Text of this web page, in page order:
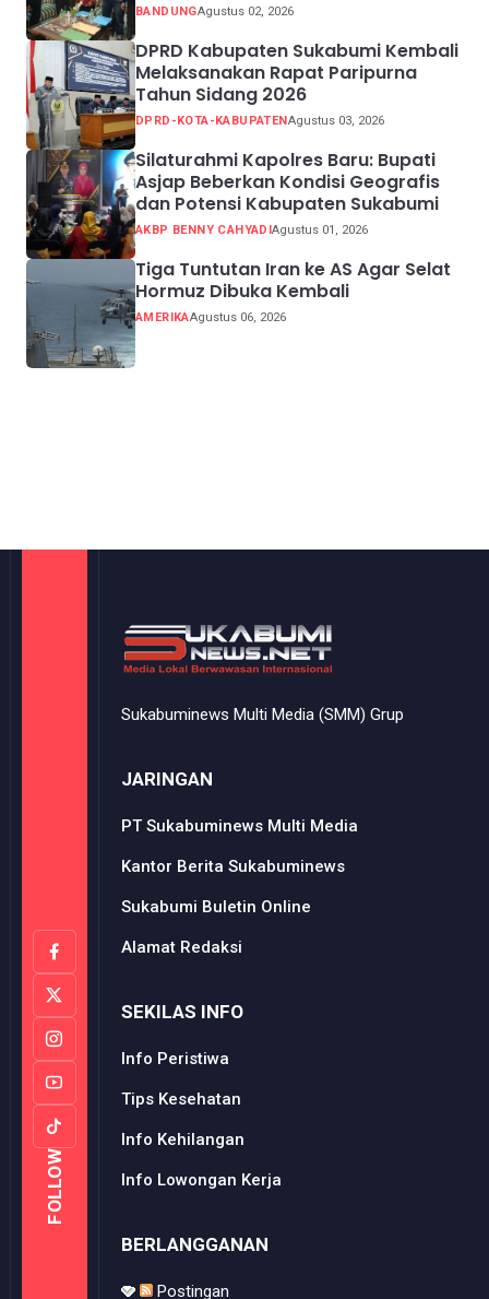
BANDUNGAgustus 02, 2026
DPRD Kabupaten Sukabumi Kembali
Melaksanakan Rapat Paripurna
Tahun Sidang 2026
DPRD-KOTA-KABUPATENAgustus 03, 2026
Silaturahmi Kapolres Baru: Bupati
Asjap Beberkan Kondisi Geografis
dan Potensi Kabupaten Sukabumi
AKBP BENNY CAHYADIAgustus 01, 2026
Tiga Tuntutan Iran ke AS Agar Selat
Hormuz Dibuka Kembali
AMERIKAAgustus 06, 2026
FOLLOW
Sukabuminews Multi Media (SMM) Grup
JARINGAN
PT Sukabuminews Multi Media
Kantor Berita Sukabuminews
Sukabumi Buletin Online
Alamat Redaksi
SEKILAS INFO
Info Peristiwa
Tips Kesehatan
Info Kehilangan
Info Lowongan Kerja
BERLANGGANAN
Postingan